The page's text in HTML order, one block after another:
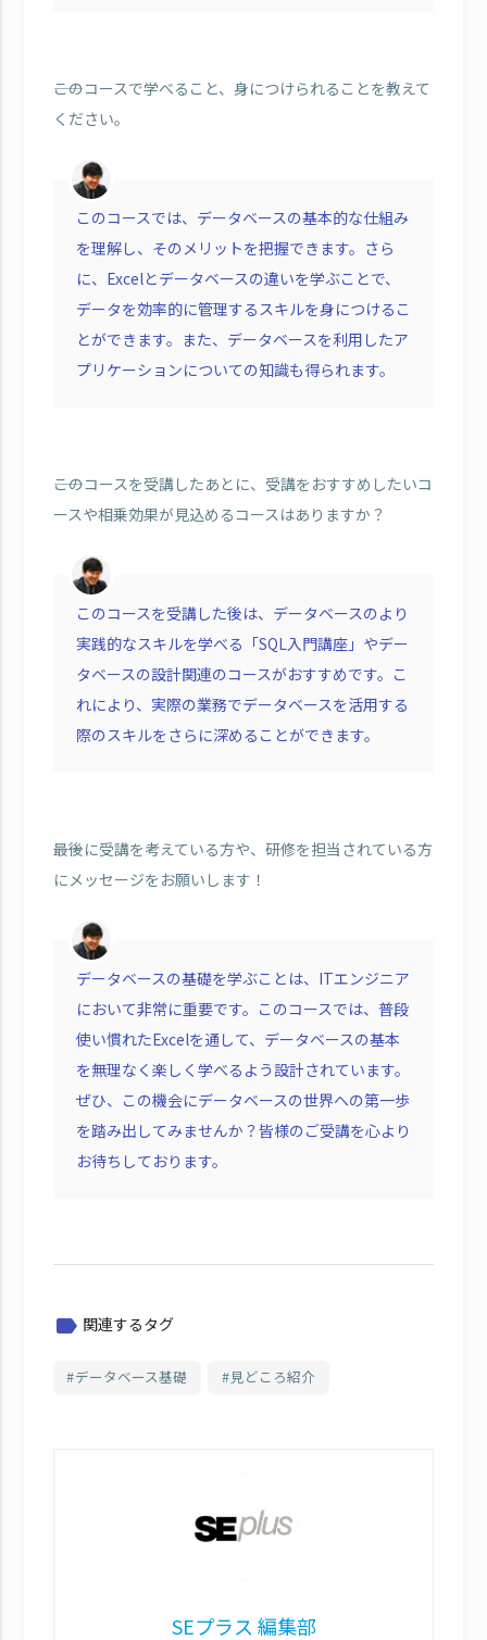
――このコースで学べること、身につけられることを教えて
ください。
このコースでは、データベースの基本的な仕組み
を理解し、そのメリットを把握できます。さら
に、Excelとデータベースの違いを学ぶことで、
データを効率的に管理するスキルを身につけるこ
とができます。また、データベースを利用したア
プリケーションについての知識も得られます。
――このコースを受講したあとに、受講をおすすめしたいコ
ースや相乗効果が見込めるコースはありますか？
このコースを受講した後は、データベースのより
実践的なスキルを学べる「SQL入門講座」やデー
タベースの設計関連のコースがおすすめです。こ
れにより、実際の業務でデータベースを活用する
際のスキルをさらに深めることができます。
――最後に受講を考えている方や、研修を担当されている方
にメッセージをお願いします！
データベースの基礎を学ぶことは、ITエンジニア
において非常に重要です。このコースでは、普段
使い慣れたExcelを通して、データベースの基本
を無理なく楽しく学べるよう設計されています。
ぜひ、この機会にデータベースの世界への第一歩
を踏み出してみませんか？皆様のご受講を心より
お待ちしております。
label 関連するタグ
データベース基礎 見どころ紹介
SEプラス 編集部